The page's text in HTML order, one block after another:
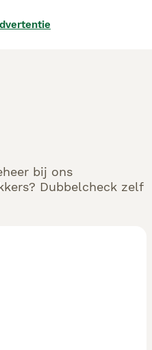
bij ons
Dubbelcheck zelf